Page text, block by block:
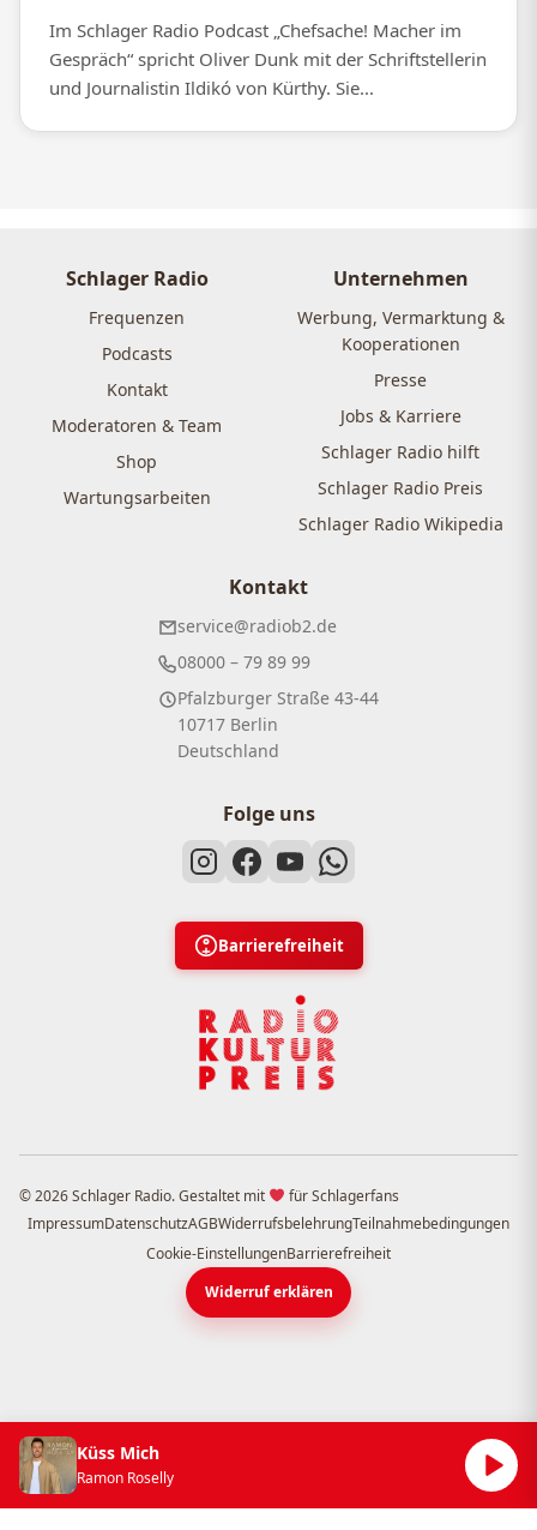
Im Schlager Radio Podcast „Chefsache! Macher im
Gespräch“ spricht Oliver Dunk mit der Schriftstellerin
und Journalistin Ildikó von Kürthy. Sie...
Schlager Radio
Frequenzen
Podcasts
Kontakt
Moderatoren & Team
Shop
Wartungsarbeiten
Unternehmen
Werbung, Vermarktung &
Kooperationen
Presse
Jobs & Karriere
Schlager Radio hilft
Schlager Radio Preis
Schlager Radio Wikipedia
Kontakt
service@radiob2.de
08000 – 79 89 99
Pfalzburger Straße 43-44
10717 Berlin
Deutschland
Folge uns
Barrierefreiheit
© 2026 Schlager Radio. Gestaltet mit
für Schlagerfans
ImpressumDatenschutzAGBWiderrufsbelehrungTeilnahmebedingungen
Cookie-EinstellungenBarrierefreiheit
Widerruf erklären
Küss Mich
Ramon Roselly